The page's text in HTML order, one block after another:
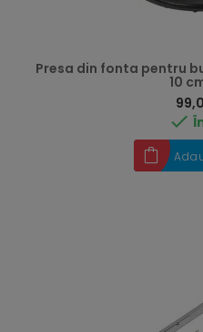
Presa din fonta pentru
10
